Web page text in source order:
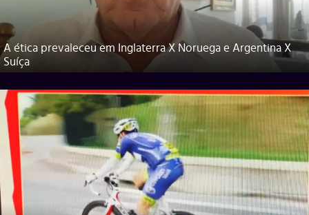
A ética prevaleceu em Inglaterra X Noruega e Argentina X
Suíça